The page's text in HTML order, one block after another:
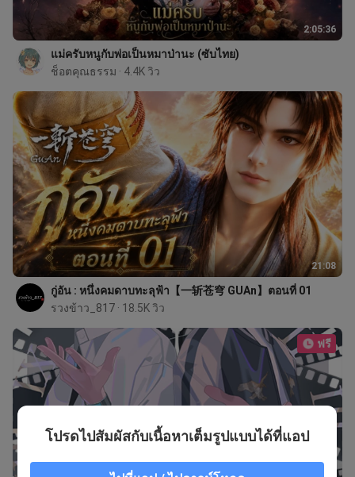
2:05:36
แม่ครับหนูกับพ่อเป็นหมาป่านะ (ซับไทย)
ช็อตคุณธรรม · 4.4K วิว
21:08
กู่อัน : หนึ่งคมดาบทะลุฟ้า【一斩苍穹 GUAn】ตอนที่ 01
รวงข้าว_817 · 18.5K วิว
ฟรี
โปรดไปสัมผัสกับเนื้อหาเต็มรูปแบบได้ที่แอป